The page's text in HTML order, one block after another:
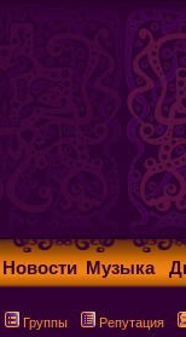
Новости Музыка
Группы Репутация